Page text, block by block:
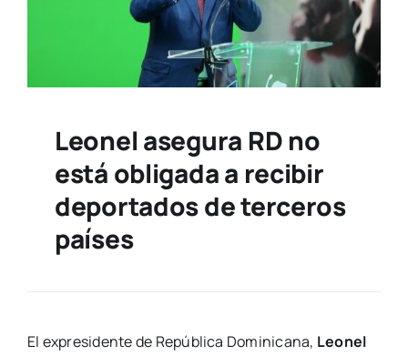
Leonel asegura RD no
está obligada a recibir
deportados de terceros
países
El expresidente de República Dominicana, Leonel